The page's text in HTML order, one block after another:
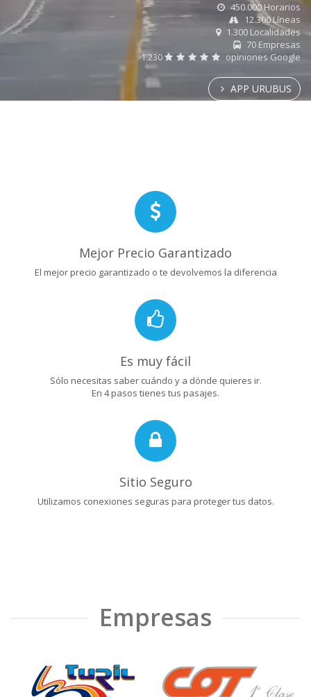
450.000 Horarios
12.300 Líneas
1.300 Localidades
70 Empresas
1.230
opiniones Google
APP URUBUS
Mejor Precio Garantizado
El mejor precio garantizado o te devolvemos la diferencia
Es muy fácil
Sólo necesitas saber cuándo y a dónde quieres ir.
En 4 pasos tienes tus pasajes.
Sitio Seguro
Utilizamos conexiones seguras para proteger tus datos.
Empresas
❮ ❯